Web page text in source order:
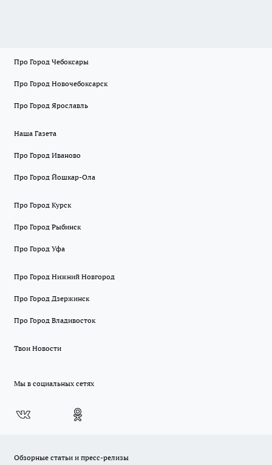
Про Город Чебоксары
Про Город Новочебоксарск
Про Город Ярославль
Наша Газета
Про Город Иваново
Про Город Йошкар-Ола
Про Город Курск
Про Город Рыбинск
Про Город Уфа
Про Город Нижний Новгород
Про Город Дзержинск
Про Город Владивосток
Твои Новости
Мы в социальных сетях
Обзорные статьи и пресс-релизы